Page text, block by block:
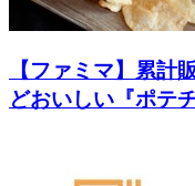
【ファミマ】累計
どおいしい『ポテ